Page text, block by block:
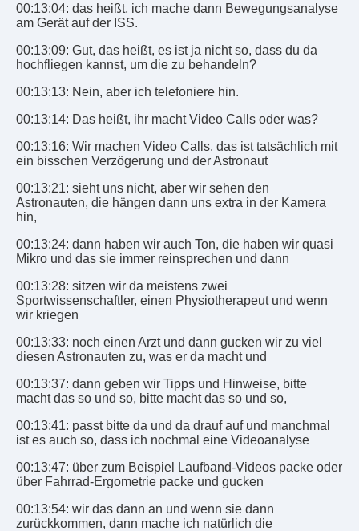
00:13:04: das heißt, ich mache dann Bewegungsanalyse
am Gerät auf der ISS.
00:13:09: Gut, das heißt, es ist ja nicht so, dass du da
hochfliegen kannst, um die zu behandeln?
00:13:13: Nein, aber ich telefoniere hin.
00:13:14: Das heißt, ihr macht Video Calls oder was?
00:13:16: Wir machen Video Calls, das ist tatsächlich mit
ein bisschen Verzögerung und der Astronaut
00:13:21: sieht uns nicht, aber wir sehen den
Astronauten, die hängen dann uns extra in der Kamera
hin,
00:13:24: dann haben wir auch Ton, die haben wir quasi
Mikro und das sie immer reinsprechen und dann
00:13:28: sitzen wir da meistens zwei
Sportwissenschaftler, einen Physiotherapeut und wenn
wir kriegen
00:13:33: noch einen Arzt und dann gucken wir zu viel
diesen Astronauten zu, was er da macht und
00:13:37: dann geben wir Tipps und Hinweise, bitte
macht das so und so, bitte macht das so und so,
00:13:41: passt bitte da und da drauf auf und manchmal
ist es auch so, dass ich nochmal eine Videoanalyse
00:13:47: über zum Beispiel Laufband-Videos packe oder
über Fahrrad-Ergometrie packe und gucken
00:13:54: wir das dann an und wenn sie dann
zurückkommen, dann mache ich natürlich die